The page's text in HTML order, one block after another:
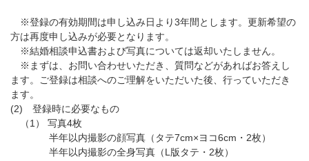
※登録の有効期間は申し込み日より3年間とします。更新希望の
方は再度申し込みが必要となります。
※結婚相談申込書および写真については返却いたしません。
※まずは、お問い合わせいただき、質問などがあればお答えし
ます。ご登録は相談へのご理解をいただいた後、行っていただき
ます。
(2) 登録時に必要なもの
（1） 写真4枚
半年以内撮影の顔写真（タテ7cm×ヨコ6cm・2枚）
半年以内撮影の全身写真（L版タテ・2枚）